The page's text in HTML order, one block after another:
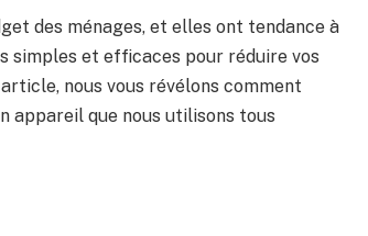
des ménages, et elles ont tendance à
simples et efficaces pour réduire vos
nous vous révélons comment
appareil que nous utilisons tous